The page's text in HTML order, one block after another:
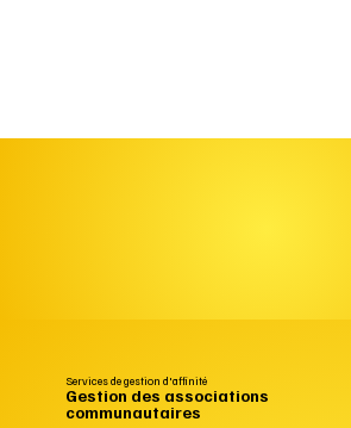
Services de gestion d'affinité
Gestion des associations
communautaires